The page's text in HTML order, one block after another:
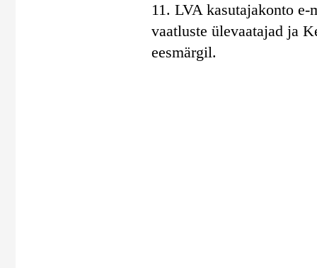
11. LVA kasutajakonto e-
vaatluste ülevaatajad ja
eesmärgil.